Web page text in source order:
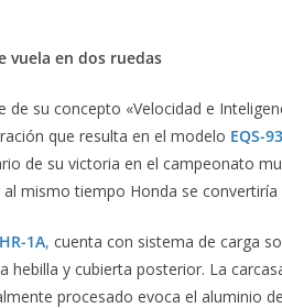
vuela en dos ruedas
de su concepto «Velocidad e
que resulta en el modelo EQS-
de su victoria en el campeonato
al mismo tiempo Honda se
1A, cuenta con sistema de carga
hebilla y cubierta posterior. La
procesado evoca el aluminio